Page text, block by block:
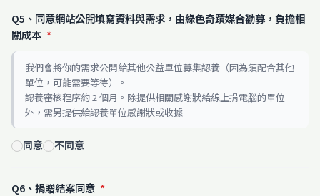
Q5、同意網站公開填寫資料與需求，由綠色奇蹟媒合勸募，負擔相
關成本 *
我們會將你的需求公開給其他公益單位募集認養（因為須配合其他
單位，可能需要等待）。
認養審核程序約 2 個月。除提供相關感謝狀給線上捐電腦的單位
外，需另提供給認養單位感謝狀或收據
同意 不同意
Q6、捐贈結案同意 *